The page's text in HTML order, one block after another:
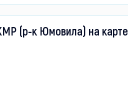
(р-к Юмовила) на карте